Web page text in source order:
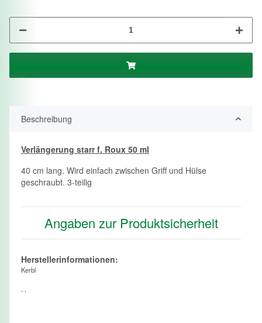
Beschreibung
Verlängerung starr f. Roux 50 ml
40 cm lang. Wird einfach zwischen Griff und Hülse
geschraubt. 3-teilig
Angaben zur Produktsicherheit
Herstellerinformationen:
Kerbl
, ,